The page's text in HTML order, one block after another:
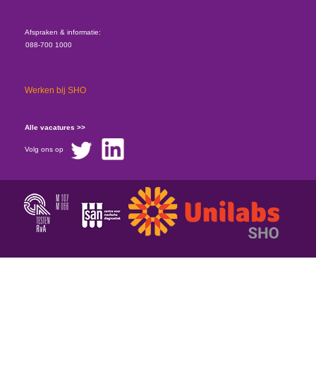
Afspraken & informatie:
088-700 1000
Werken bij SHO
Alle vacatures >>
Volg ons op